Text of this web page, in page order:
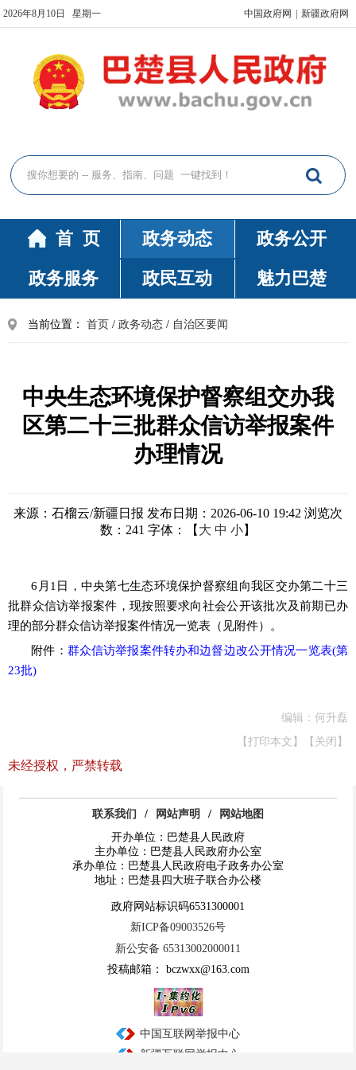
2026年8月10日 星期一 中国政府网 新疆政府网
首 页 政务动态
政务公开
政务服务
政民互动 魅力巴楚
当前位置： 首页 / 政务动态 / 自治区要闻
中央生态环境保护督察组交办我
区第二十三批群众信访举报案件
办理情况
来源：石榴云/新疆日报 发布日期：2026-06-10 19:42 浏览次
数： 241 字体：【 大 中 小】
6月1日，中央第七生态环境保护督察组向我区交办第二十三
批群众信访举报案件，现按照要求向社会公开该批次及前期已办
理的部分群众信访举报案件情况一览表（见附件）。
附件： 群众信访举报案件转办和边督边改公开情况一览表(第
23批)
编辑：何升磊
【打印本文】
【关闭】
未经授权，严禁转载
联系我们 / 网站声明 /
网站地图
开办单位：巴楚县人民政府
主办单位：巴楚县人民政府办公室
承办单位：巴楚县人民政府电子政务办公室
地址：巴楚县四大班子联合办公楼
政府网站标识码6531300001
新ICP备09003526号
新公安备 65313002000011
投稿邮箱： bczwxx@163.com
中国互联网举报中心
新疆互联网举报中心